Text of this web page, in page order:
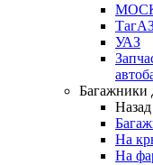
УАЗ
Багажники
Назад
На
На